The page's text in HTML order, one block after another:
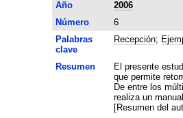
Año
2006
Número
6
Palabras
clave
Recepción;
Resumen
El presente
que permite
De entre los
realiza un
[Resumen del